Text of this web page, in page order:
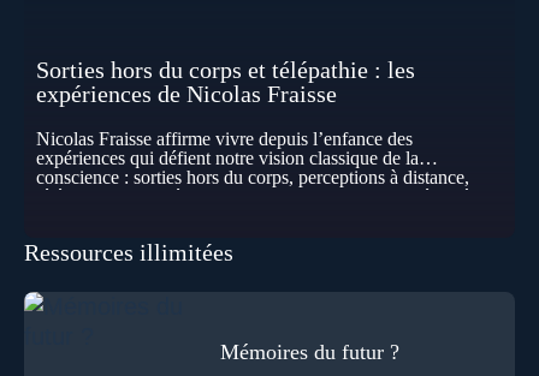
Sorties hors du corps et télépathie : les
expériences de Nicolas Fraisse
Nicolas Fraisse affirme vivre depuis l’enfance des
expériences qui défient notre vision classique de la
conscience : sorties hors du corps, perceptions à distance,
télépathie spontanée… Comment accueillir ces phénomènes
les pensées d’autrui ? Que deviennent l’espace, le temps… et
disparaître ? Au fil de cet échange, Nicolas raconte ses
expériences les plus troublantes : visions vérifiées,
durant ses sorties, protocoles scientifiques… et toujours, cette
Ressources illimitées
Mémoires du futur ?